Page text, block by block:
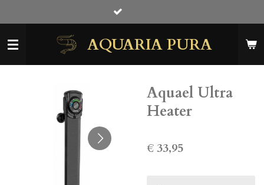
direct
naar
AQUARIA PURA
Aquael Ultra
Heater
€ 33,95